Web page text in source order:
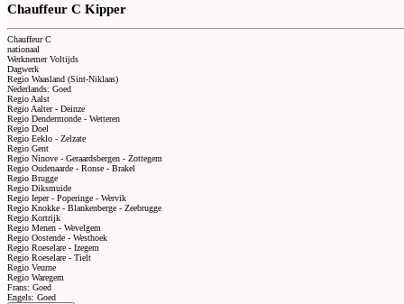
Chauffeur C Kipper
Chauffeur C
nationaal
Werknemer Voltijds
Dagwerk
Regio Waasland (Sint-Niklaas)
Nederlands: Goed
Regio Aalst
Regio Aalter - Deinze
Regio Dendermonde - Wetteren
Regio Doel
Regio Eeklo - Zelzate
Regio Gent
Regio Ninove - Geraardsbergen - Zottegem
Regio Oudenaarde - Ronse - Brakel
Regio Brugge
Regio Diksmuide
Regio Ieper - Poperinge - Wervik
Regio Knokke - Blankenberge - Zeebrugge
Regio Kortrijk
Regio Menen - Wevelgem
Regio Oostende - Westhoek
Regio Roeselare - Izegem
Regio Roeselare - Tielt
Regio Veurne
Regio Waregem
Frans: Goed
Engels: Goed